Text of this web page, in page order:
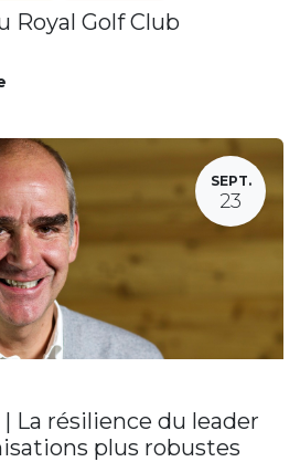
Royal Golf Club
SEPT.
23
La résilience du leader
plus robustes